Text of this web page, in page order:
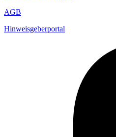
AGB
Hinweisgeberportal